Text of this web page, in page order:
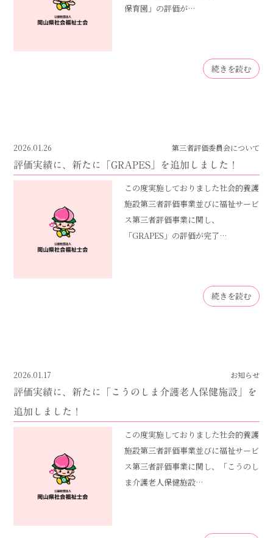
保育園」の評価が…
続きを読む
2026.01.26 第三者評価委員会について
評価実績に、新たに「GRAPES」を追加しました！
この度実施しておりました社会的養護
施設第三者評価事業並びに福祉サービ
ス第三者評価事業に関し、
「GRAPES」の評価が完了…
続きを読む
2026.01.17 お知らせ
評価実績に、新たに「こうのしま介護老人保健施設」を
追加しました！
この度実施しておりました社会的養護
施設第三者評価事業並びに福祉サービ
ス第三者評価事業に関し、「こうのし
ま介護老人保健施設…